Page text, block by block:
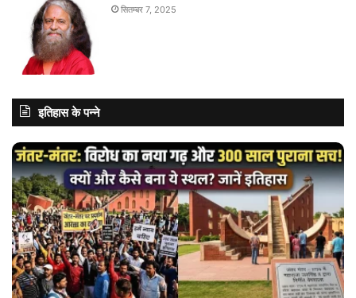
सितम्बर 7, 2025
इतिहास के पन्ने